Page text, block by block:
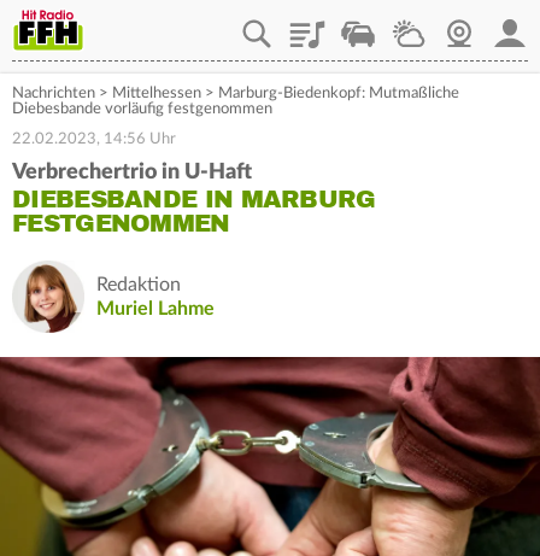
PlaylistStaupilotWetterWebcam
Nachrichten > Mittelhessen > Marburg-Biedenkopf: Mutmaßliche
Diebesbande vorläufig festgenommen
22.02.2023, 14:56 Uhr
Verbrechertrio in U-Haft
DIEBESBANDE IN MARBURG
FESTGENOMMEN
Redaktion
Muriel Lahme